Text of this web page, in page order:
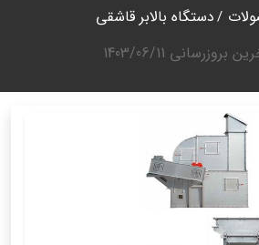
دستگاه بالابر قاشقی
بروزرسانی 1403/06/11